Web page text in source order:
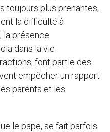
toujours plus prenantes,
la difficulté à
la présence
dans la vie
font partie des
empêcher un rapport
parents et les
le pape, se fait parfois